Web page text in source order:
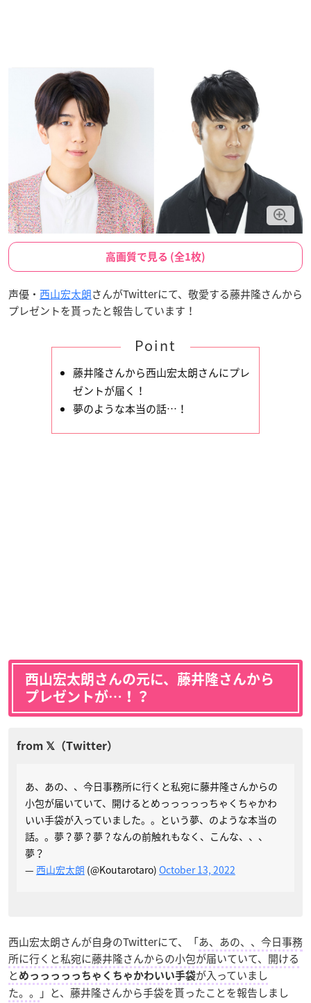
高画質で見る (全1枚)
声優・ 西山宏太朗さんがTwitterにて、敬愛する藤井隆さんから
プレゼントを貰ったと報告しています！
Point
藤井隆さんから西山宏太朗さんにプレ
ゼントが届く！
夢のような本当の話…！
西山宏太朗さんの元に、藤井隆さんから
プレゼントが…！？
あ、あの、、今日事務所に行くと私宛に藤井隆さんからの
小包が届いていて、開けるとめっっっっっちゃくちゃかわ
いい手袋が入っていました。。という夢、のような本当の
話。。夢？夢？夢？なんの前触れもなく、こんな、、、
夢？
— 西山宏太朗 (@Koutarotaro) October 13, 2022
西山宏太朗さんが自身のTwitterにて、「あ、あの、、今日事務
所に行くと私宛に藤井隆さんからの小包が届いていて、開ける
と めっっっっっちゃくちゃかわいい手袋が入っていまし
た。。 」と、藤井隆さんから手袋を貰ったことを報告しまし